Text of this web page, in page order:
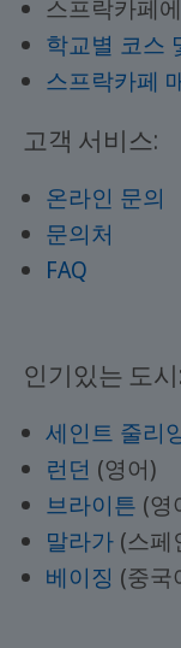
스프락카페
학교별 코스
스프락카페
고객 서비스:
온라인 문의
문의처
FAQ
인기있는 도시:
세인트 줄리
런던 (영어)
브라이튼 (영
말라가 (스페
베이징 (중국